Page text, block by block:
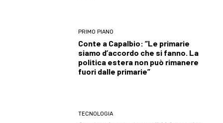
PRIMO PIANO
Conte a Capalbio: “Le primarie
siamo d’accordo che si fanno. La
politica estera non può rimanere
fuori dalle primarie”
TECNOLOGIA